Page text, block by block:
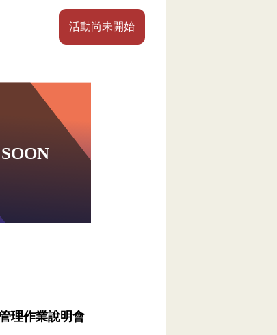
活動尚未開始
理作業說明會